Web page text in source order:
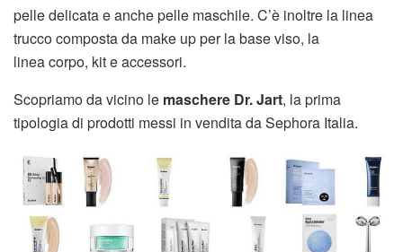
pelle delicata e anche pelle maschile. C’è inoltre la linea
trucco composta da make up per la base viso, la
linea corpo, kit e accessori.
Scopriamo da vicino le maschere Dr. Jart, la prima
tipologia di prodotti messi in vendita da Sephora Italia.